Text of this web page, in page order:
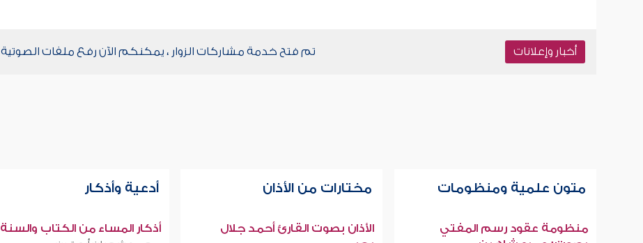
أخبار وإعلانات تم فتح خدمة مشاركات الزوار ، يمكنكم الآن رفع ملفات الصوتية
متون علمية ومنظومات
منظومة عقود رسم المفتي
مختارات من الأذان
الأذان بصوت القارئ أحمد جلال
أدعية وأذكار
أذكار المساء من الكتاب والسنة